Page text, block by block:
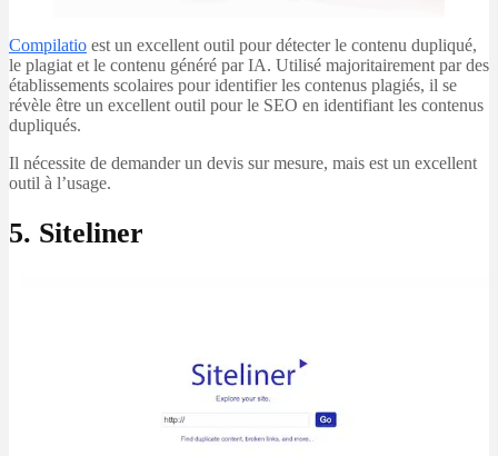
Compilatio est un excellent outil pour détecter le contenu dupliqué,
le plagiat et le contenu généré par IA. Utilisé majoritairement par des
établissements scolaires pour identifier les contenus plagiés, il se
révèle être un excellent outil pour le SEO en identifiant les contenus
dupliqués.
Il nécessite de demander un devis sur mesure, mais est un excellent
outil à l’usage.
5. Siteliner